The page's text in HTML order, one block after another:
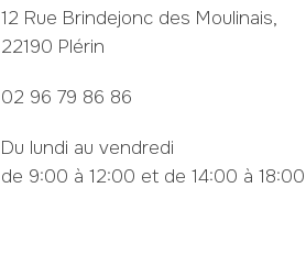
12 Rue Brindejonc des Moulinais,
22190 Plérin
02 96 79 86 86
Du lundi au vendredi
de 9:00 à 12:00 et de 14:00 à 18:00